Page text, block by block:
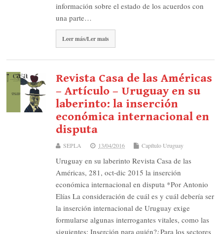
información sobre el estado de los acuerdos con
una parte…
Leer más/Ler mais
Revista Casa de las Américas
– Artículo – Uruguay en su
laberinto: la inserción
económica internacional en
disputa
SEPLA 13/04/2016 Capítulo Uruguay
Uruguay en su laberinto Revista Casa de las
Américas, 281, oct-dic 2015 la inserción
económica internacional en disputa *Por Antonio
Elías La consideración de cuál es y cuál debería ser
la inserción internacional de Uruguay exige
formularse algunas interrogantes vitales, como las
siguientes: Inserción para quién?¿Para los sectores